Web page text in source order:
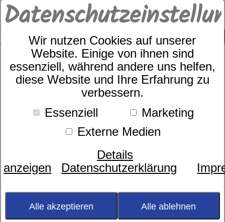
Wir nutzen Cookies auf unserer
Website. Einige von ihnen sind
essenziell, während andere uns helfen,
diese Website und Ihre Erfahrung zu
verbessern.
Essenziell
Marketing
Externe Medien
Details
anzeigen
Datenschutzerklärung
Alle akzeptieren Alle ablehnen
SUCHE
0
Farbe
Größe
Material
Größe 155x220
Sortierung: